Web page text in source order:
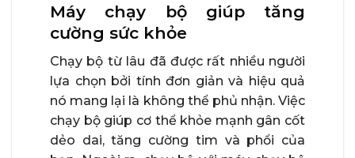
Máy chạy bộ giúp tăng
cường sức khỏe
Chạy bộ từ lâu đã được rất nhiều người
lựa chọn bởi tính đơn giản và hiệu quả
nó mang lại là không thể phủ nhận. Việc
chạy bộ giúp cơ thể khỏe mạnh gân cốt
dẻo dai, tăng cường tim và phổi của